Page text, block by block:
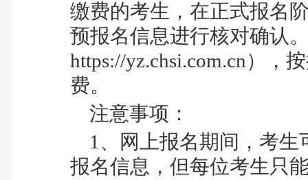
缴费的考生，在正式报名
预报名信息进行核对确认
https://yz.chsi.com.cn），
费。
注意事项：
1 、网上报名期间，考
报名信息，但每位考生只